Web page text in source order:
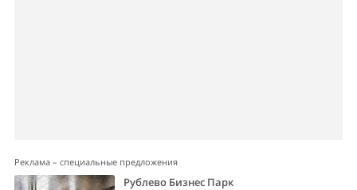
Реклама – специальные предложения
Рублево Бизнес Парк